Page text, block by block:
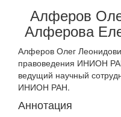
Алферов
Алферова
Алферов Олег
правоведения ИНИОН
ведущий научный
ИНИОН РАН.
Аннотация